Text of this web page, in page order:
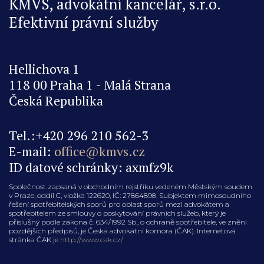
Efektivní právní služby
Hellichova 1
118 00 Praha 1 - Malá Strana
Česká Republika
Tel.:+420 296 210 562-3
E-mail: office@kmvs.cz
ID datové schránky: axmfz9k
Společnost zapsaná v obchodním rejstříku vedeném Městským soudem
v Praze, oddíl C, vložka 122620, IČ: 27864898. Subjektem mimosoudního
řešení spotřebitelských sporů pro oblast sporů mezi advokátem a
spotřebitelem ze smlouvy o poskytování právních služeb, který je
příslušný podle zákona č. 634/1992 Sb., o ochraně spotřebitele, ve znění
pozdějších předpisů, je Česká advokátní komora (ČAK). Internetová
stránka ČAK je http://www.cak.cz/